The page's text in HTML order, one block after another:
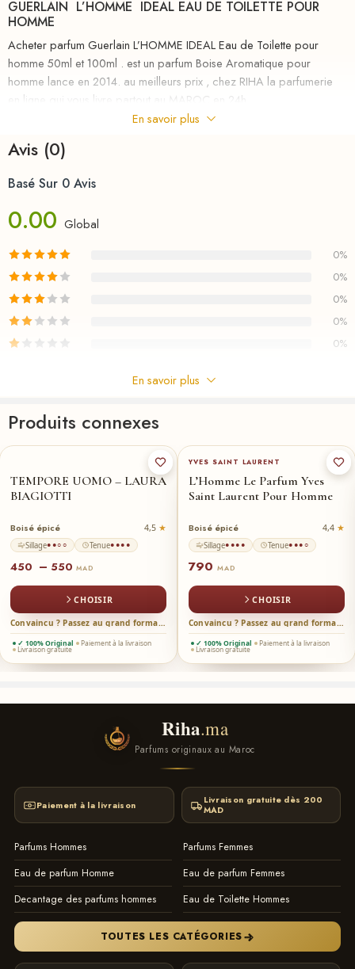
GUERLAIN L’HOMME IDEAL EAU DE TOILETTE POUR
HOMME
Acheter parfum Guerlain L’HOMME IDEAL Eau de Toilette pour
homme 50ml et 100ml . est un parfum Boise Aromatique pour
homme lance en 2014. au meilleurs prix , chez RIHA la parfumerie
en ligne qui vous livre partout au MAROC en 24h
les aspirations des hommes et crée pour eux un concentré d’idéal.
accords pour ce parfum frais boisé qui va révéler tout votre potentiel.
Pyramide olfactive Notes de tête : agrumes, romarin, fleur d’oranger,
cèdre, vétiver .
au Maroc voir notre collection FAMILLE /
En savoir plus
Avis (0)
Basé Sur 0 Avis
0.00 Global
0%
0%
0%
0%
0%
Il n'y a pas encore de critiques.
En savoir plus
Produits connexes
TEMPORE UOMO – LAURA
BIAGIOTTI
Boisé épicé 4,5
Sillage●●○○ Tenue●●●●
450 – 550 MAD
CHOISIR
Convaincu ? Passez au grand format →
✓ 100% Original Paiement à la livraison
Livraison gratuite
YVES SAINT LAURENT
L’Homme Le Parfum Yves
Saint Laurent Pour Homme
Boisé épicé 4,4
Sillage●●●● Tenue●●●○
790 MAD
CHOISIR
Convaincu ? Passez au grand format →
✓ 100% Original Paiement à la livraison
Livraison gratuite
Riha.ma
Parfums originaux au Maroc
Paiement à la livraison
Livraison gratuite dès 200
MAD
Parfums Hommes
Parfums Femmes
Eau de parfum Homme
Eau de parfum Femmes
Decantage des parfums hommes
Eau de Toilette Hommes
TOUTES LES CATÉGORIES